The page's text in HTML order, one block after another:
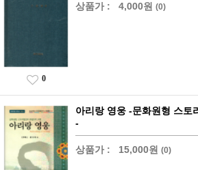
상품가 : 4,000원 (0)
0
아리랑 영웅 -문화원형 스토
-
상품가 : 15,000원 (0)